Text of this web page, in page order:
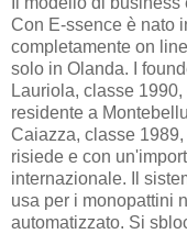
Con E-ssence è nato
completamente on
solo in Olanda. I
Lauriola, classe
residente a
Caiazza, classe 1989,
risiede e con
internazionale. Il
usa per i monopattini
automatizzato. Si